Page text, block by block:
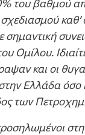
του βαθμού
καθ’
σημαντική
Ομίλου.
και οι
Ελλάδα όσο
των
στη